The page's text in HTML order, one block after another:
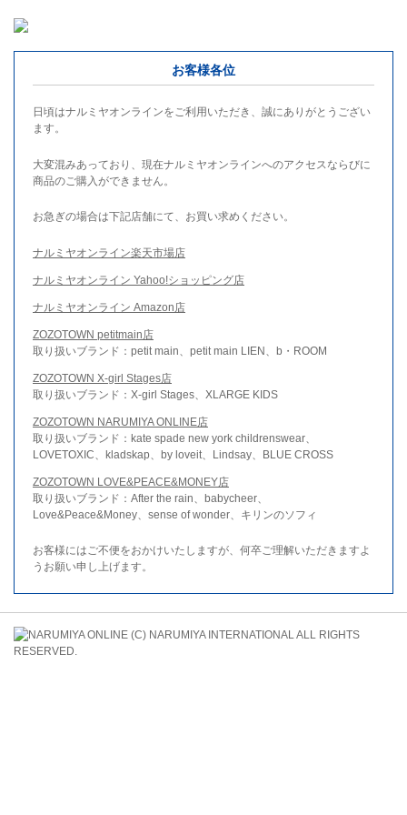
お客様各位
日頃はナルミヤオンラインをご利用いただき、誠にありがとうござい
ます。
大変混みあっており、現在ナルミヤオンラインへのアクセスならびに
商品のご購入ができません。
お急ぎの場合は下記店舗にて、お買い求めください。
ナルミヤオンライン楽天市場店
ナルミヤオンライン Yahoo!ショッピング店
ナルミヤオンライン Amazon店
ZOZOTOWN petitmain店
取り扱いブランド：petit main、petit main LIEN、b・ROOM
ZOZOTOWN X-girl Stages店
取り扱いブランド：X-girl Stages、XLARGE KIDS
ZOZOTOWN NARUMIYA ONLINE店
取り扱いブランド：kate spade new york childrenswear、
LOVETOXIC、kladskap、by loveit、Lindsay、BLUE CROSS
ZOZOTOWN LOVE&PEACE&MONEY店
取り扱いブランド：After the rain、babycheer、
Love&Peace&Money、sense of wonder、キリンのソフィ
お客様にはご不便をおかけいたしますが、何卒ご理解いただきますよ
うお願い申し上げます。